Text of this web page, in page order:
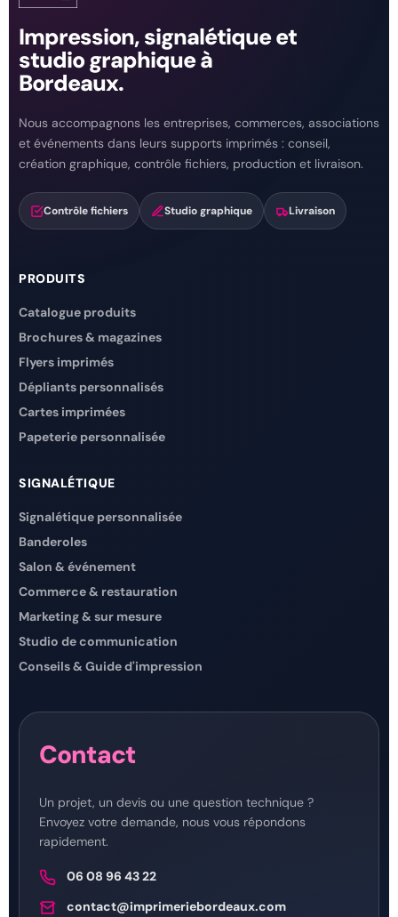
Impression, signalétique et
studio graphique à
Bordeaux.
Nous accompagnons les entreprises, commerces, associations
et événements dans leurs supports imprimés : conseil,
création graphique, contrôle fichiers, production et livraison.
Contrôle fichiers Studio graphique Livraison
PRODUITS
Catalogue produits
Brochures & magazines
Flyers imprimés
Dépliants personnalisés
Cartes imprimées
Papeterie personnalisée
SIGNALÉTIQUE
Signalétique personnalisée
Banderoles
Salon & événement
Commerce & restauration
Marketing & sur mesure
Studio de communication
Conseils & Guide d'impression
Contact
Un projet, un devis ou une question technique ?
Envoyez votre demande, nous vous répondons
rapidement.
06 08 96 43 22
contact@imprimeriebordeaux.com